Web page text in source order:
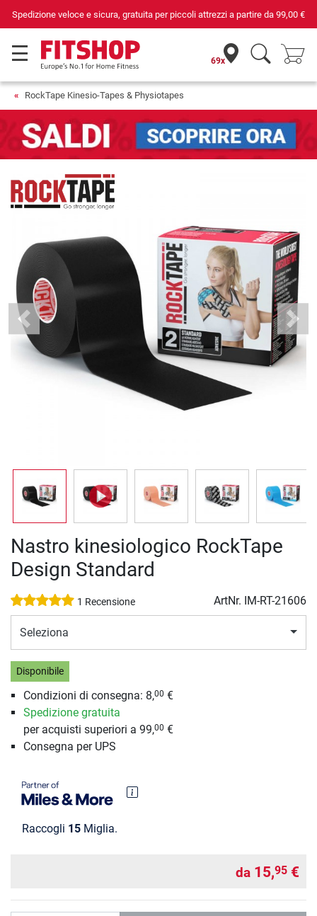
Spedizione veloce e sicura, gratuita per piccoli attrezzi a partire da 99,00 €
69x
RockTape Kinesio-Tapes & Physiotapes
Previous Next
Nastro kinesiologico RockTape
Design Standard
1 Recensione ArtNr. IM-RT-21606
Seleziona
Disponibile
Condizioni di consegna: 8,00 €
Spedizione gratuita
per acquisti superiori a 99,00 €
Consegna per UPS
Raccogli 15 Miglia.
da 15,95 €